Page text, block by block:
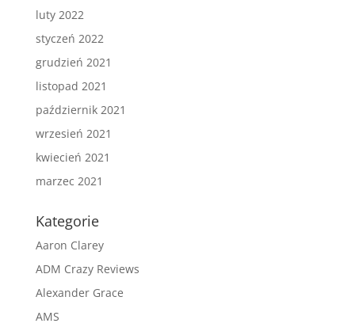
luty 2022
styczeń 2022
grudzień 2021
listopad 2021
październik 2021
wrzesień 2021
kwiecień 2021
marzec 2021
Kategorie
Aaron Clarey
ADM Crazy Reviews
Alexander Grace
AMS